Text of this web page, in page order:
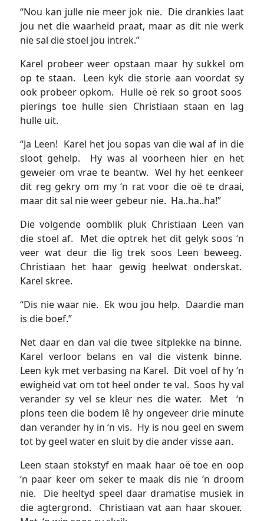
“Nou kan julle nie meer jok nie. Die drankies laat
jou net die waarheid praat, maar as dit nie werk
nie sal die stoel jou intrek.”
Karel probeer weer opstaan maar hy sukkel om
op te staan. Leen kyk die storie aan voordat sy
ook probeer opkom. Hulle oë rek so groot soos
pierings toe hulle sien Christiaan staan en lag
hulle uit.
“Ja Leen! Karel het jou sopas van die wal af in die
sloot gehelp. Hy was al voorheen hier en het
geweier om vrae te beantw. Wel hy het eenkeer
dit reg gekry om my ‘n rat voor die oë te draai,
maar dit sal nie weer gebeur nie. Ha..ha..ha!”
Die volgende oomblik pluk Christiaan Leen van
die stoel af. Met die optrek het dit gelyk soos ‘n
veer wat deur die lig trek soos Leen beweeg.
Christiaan het haar gewig heelwat onderskat.
Karel skree.
“Dis nie waar nie. Ek wou jou help. Daardie man
is die boef.”
Net daar en dan val die twee sitplekke na binne.
Karel verloor belans en val die vistenk binne.
Leen kyk met verbasing na Karel. Dit voel of hy ‘n
ewigheid vat om tot heel onder te val. Soos hy val
verander sy vel se kleur nes die water. Met ‘n
plons teen die bodem lê hy ongeveer drie minute
dan verander hy in ‘n vis. Hy is nou geel en swem
tot by geel water en sluit by die ander visse aan.
Leen staan stokstyf en maak haar oë toe en oop
‘n paar keer om seker te maak dis nie ‘n droom
nie. Die heeltyd speel daar dramatise musiek in
die agtergrond. Christiaan vat aan haar skouer.